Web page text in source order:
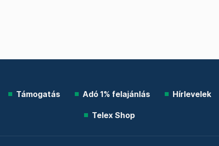
Támogatás Adó 1% felajánlás Hírlevelek
Telex Shop